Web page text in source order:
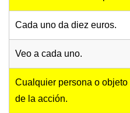
Cada uno da diez euros.
Veo a cada uno.
Cualquier persona o
de la acción.